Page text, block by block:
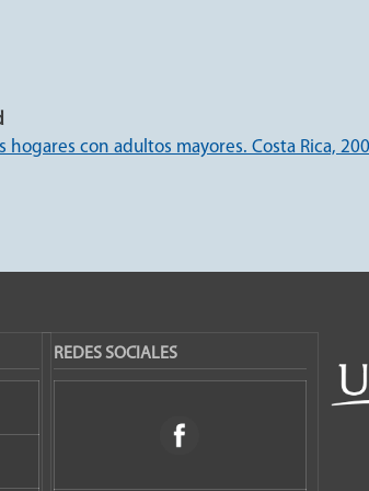
con adultos mayores. Costa Rica,
REDES SOCIALES